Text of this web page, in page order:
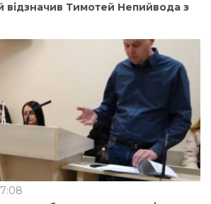
відзначив Тимотей Непийвода з